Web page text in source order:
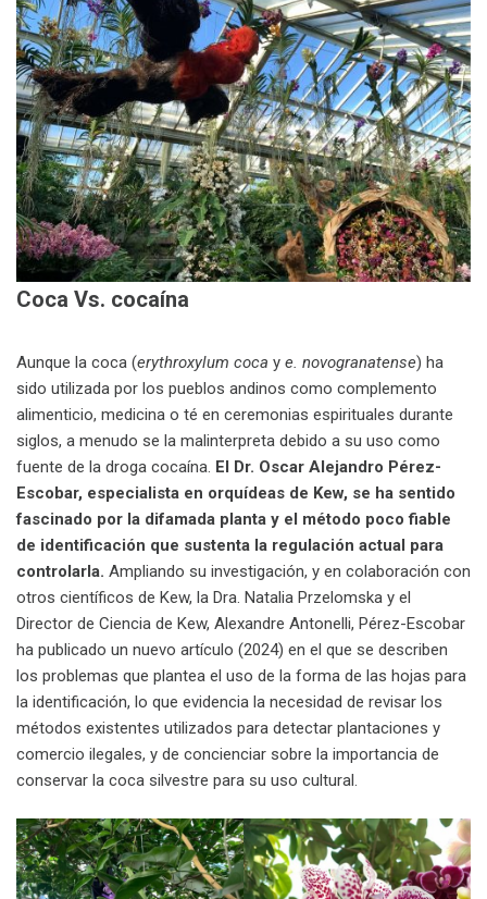
Coca Vs. cocaína
Aunque la coca (erythroxylum coca y e. novogranatense) ha
sido utilizada por los pueblos andinos como complemento
alimenticio, medicina o té en ceremonias espirituales durante
siglos, a menudo se la malinterpreta debido a su uso como
fuente de la droga cocaína. El Dr. Oscar Alejandro Pérez-
Escobar, especialista en orquídeas de Kew, se ha sentido
fascinado por la difamada planta y el método poco fiable
de identificación que sustenta la regulación actual para
controlarla. Ampliando su investigación, y en colaboración con
otros científicos de Kew, la Dra. Natalia Przelomska y el
Director de Ciencia de Kew, Alexandre Antonelli, Pérez-Escobar
ha publicado un nuevo artículo (2024) en el que se describen
los problemas que plantea el uso de la forma de las hojas para
la identificación, lo que evidencia la necesidad de revisar los
métodos existentes utilizados para detectar plantaciones y
comercio ilegales, y de concienciar sobre la importancia de
conservar la coca silvestre para su uso cultural.